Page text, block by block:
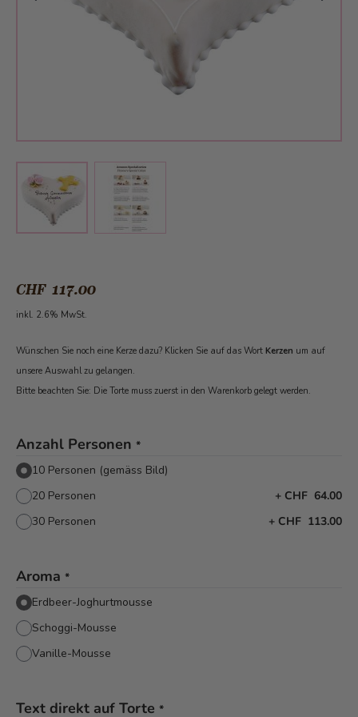
View larger imageView larger image
CHF 117.00
inkl. 2.6% MwSt.
Wünschen Sie noch eine Kerze dazu? Klicken Sie auf das Wort Kerzen um auf
unsere Auswahl zu gelangen.
Bitte beachten Sie: Die Torte muss zuerst in den Warenkorb gelegt werden.
Anzahl Personen *
10 Personen (gemäss Bild)
20 Personen
+ CHF 64.00
30 Personen
+ CHF 113.00
Aroma *
Erdbeer-Joghurtmousse
Schoggi-Mousse
Vanille-Mousse
Text direkt auf Torte *